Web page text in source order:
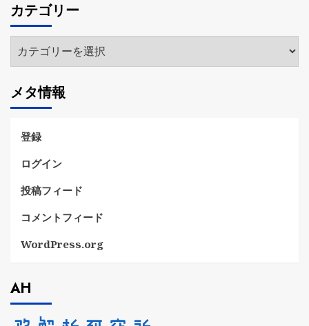
イ
ブ
カテゴリー
テ
リ
ー
メタ情報
登録
ログイン
投稿フィード
コメントフィード
WordPress.org
AH